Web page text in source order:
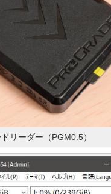
リーダー（PGM0.5）